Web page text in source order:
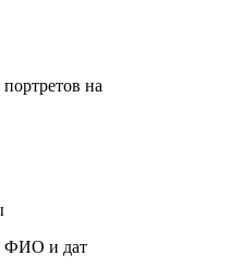
на
ФИО и дат